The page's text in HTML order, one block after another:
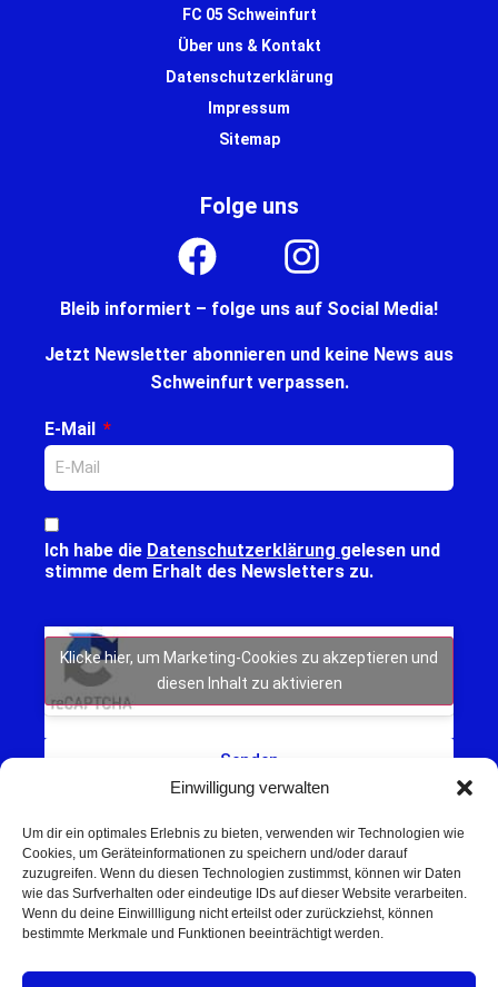
Einwilligung verwalten
Um dir ein optimales Erlebnis zu bieten, verwenden wir Technologien wie
Cookies, um Geräteinformationen zu speichern und/oder darauf
zuzugreifen. Wenn du diesen Technologien zustimmst, können wir Daten
wie das Surfverhalten oder eindeutige IDs auf dieser Website verarbeiten.
Wenn du deine Einwillligung nicht erteilst oder zurückziehst, können
bestimmte Merkmale und Funktionen beeinträchtigt werden.
FC 05 Schweinfurt
Über uns & Kontakt
Datenschutzerklärung
Impressum
Sitemap
Schweinfurt NEWS – Aktuelle Nachrichten,
Umgebung.
Folge uns
Bleib informiert – folge uns auf Social Media!
Jetzt Newsletter abonnieren und keine News aus
Schweinfurt verpassen.
E-Mail
Ich habe die Datenschutzerklärung gelesen und
stimme dem Erhalt des Newsletters zu.
Klicke hier, um Marketing-Cookies zu akzeptieren und
diesen Inhalt zu aktivieren
Senden